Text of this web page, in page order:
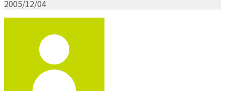
2005/12/04